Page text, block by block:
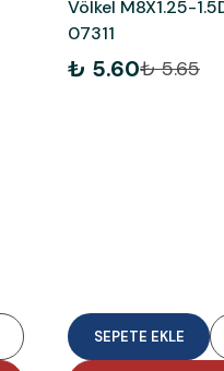
Völkel M8X1.25-
07311
₺ 5.60₺ 5.65
SEPETE EKLE